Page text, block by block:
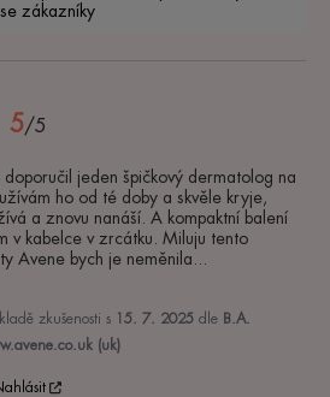
zákazníky
5/5
jeden špičkový dermatolog na
ho od té doby a skvěle kryje,
a znovu nanáší. A kompaktní balení
v kabelce v zrcátku. Miluju tento
Avene bych je neměnila
zkušenosti s 15. 7. 2025 dle B.A.
(uk)